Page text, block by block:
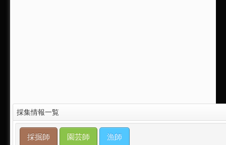
採集情報一覧
採掘師 園芸師 漁師